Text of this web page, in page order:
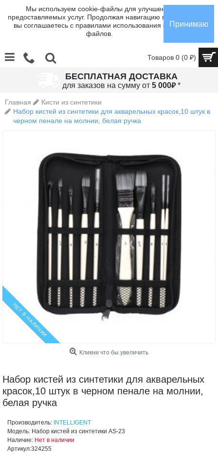
Мы используем cookie-файлы для улучшения
предоставляемых услуг. Продолжая навигацию по сайту,
вы соглашаетесь с правилами использования cookie-
файлов.
Принимаю
Товаров 0 (0 ₽)
БЕСПЛАТНАЯ ДОСТАВКА
для заказов на сумму от 5 000₽*
Главная
Кисти из синтетики
Набор кистей из синтетики для акварельных красок,10 штук в
черном пенале на молнии, белая ручка
НЕТ В НАЛИЧИИ
Кликни что бы увеличить
Набор кистей из синтетики для акварельных
красок,10 штук в черном пенале на молнии,
белая ручка
Производитель: INTELLIGENT
Модель: Набор кистей из синтетики AS-23
Наличие: Нет в наличии
Артикул:324255